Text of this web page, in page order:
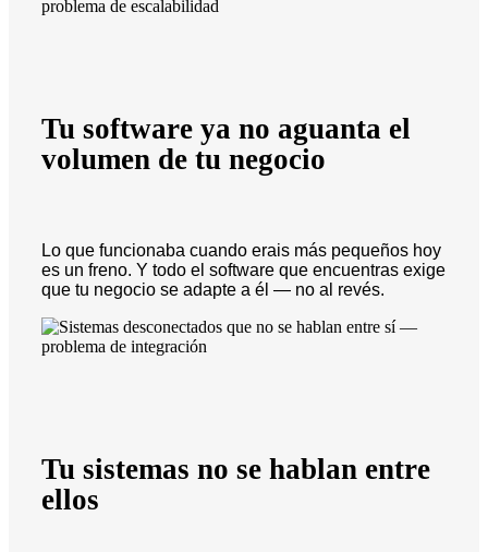
Tu software ya no aguanta el
volumen de tu negocio
Lo que funcionaba cuando erais más pequeños hoy
es un freno. Y todo el software que encuentras exige
que tu negocio se adapte a él — no al revés.
Tu sistemas no se hablan entre
ellos